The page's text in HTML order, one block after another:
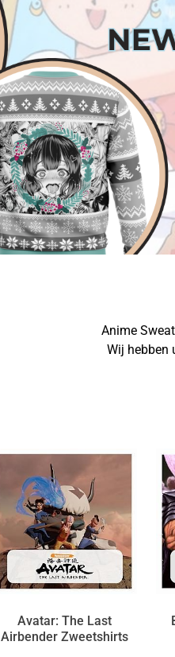
Anime
Wij hebben
Avatar: The Last
Airbender Zweetshirts